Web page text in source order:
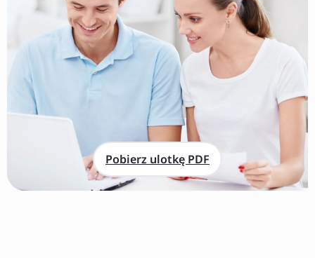
Pobierz ulotkę PDF